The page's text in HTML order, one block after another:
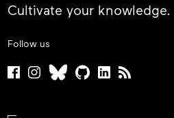
Cultivate your knowledge.
Follow us